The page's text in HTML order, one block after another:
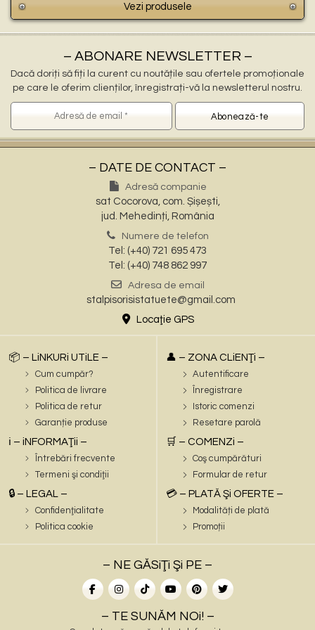
Vezi produsele
– ABONARE NEWSLETTER –
Dacă doriți să fiți la curent cu noutățile sau ofertele promoționale
pe care le oferim clienților, înregistrați-vă la newsletterul nostru.
– DATE DE CONTACT –
Adresă companie
sat Cocorova, com. Șișești,
jud. Mehedinți, România
Numere de telefon
Tel: (+40) 721 695 473
Tel: (+40) 748 862 997
Adresa de email
stalpisorisistatuete@gmail.com
Locaţie GPS
📦 – LiNKURi UTiLE –
Cum cumpăr?
Politica de livrare
Politica de retur
Garanție produse
ℹ️ – iNFORMAŢii –
Întrebări frecvente
Termeni şi condiţii
🔒 – LEGAL –
Confidenţialitate
Politica cookie
👤 – ZONA CLiENŢi –
Autentificare
Înregistrare
Istoric comenzi
Resetare parolă
🛒 – COMENZi –
Coş cumpărături
Formular de retur
💳 – PLATĂ Şi OFERTE –
Modalități de plată
Promoții
– NE GĂSiŢi Şi PE –
– TE SUNĂM NOi! –